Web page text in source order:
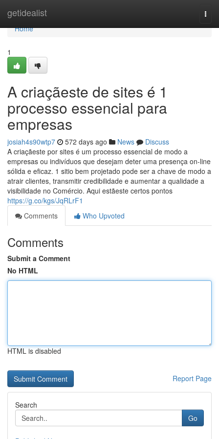
getidealist
Home
Home
1
A criaçãeste de sites é 1
processo essencial para
empresas
josiah4s90wtp7 572 days ago News
Discuss
A criaçãeste por sites é um processo essencial de modo a
empresas ou indivíduos que desejam deter uma presença on-line
sólida e eficaz. 1 sitio bem projetado pode ser a chave de modo a
atrair clientes, transmitir credibilidade e aumentar a qualidade a
visibilidade no Comércio. Aqui estãeste certos pontos
https://g.co/kgs/JqRLrF1
Comments
Who Upvoted
Comments
Submit a Comment
No HTML
HTML is disabled
Report Page
Search
Go